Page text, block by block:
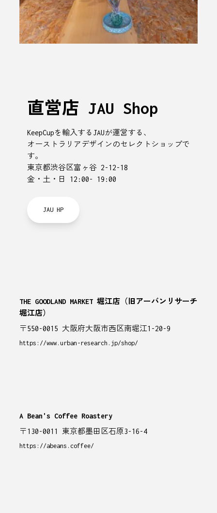
直営店 JAU Shop
KeepCupを輸入するJAUが運営する、
オーストラリアデザインのセレクトショップで
す。
東京都渋谷区富ヶ谷 2-12-18
金・土・日 12:00- 19:00
JAU HP
THE GOODLAND MARKET 堀江店（旧アーバンリサーチ
堀江店）
〒550-0015 大阪府大阪市西区南堀江1-20-9
https://www.urban-research.jp/shop/
A Bean's Coffee Roastery
〒130-0011 東京都墨田区石原3-16-4
https://abeans.coffee/